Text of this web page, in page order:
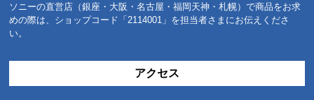
ソニーの直営店（銀座・大阪・名古屋・福岡天神・札幌）で商品をお求
めの際は、ショップコード「2114001」を担当者さまにお伝えくださ
い。
アクセス